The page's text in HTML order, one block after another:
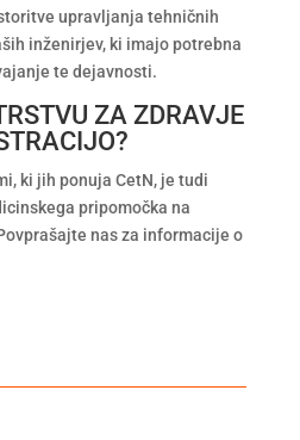
upravljanja tehničnih
inženirjev, ki imajo potrebna
te dejavnosti.
ZA ZDRAVJE
ki jih ponuja CetN, je tudi
pripomočka na
nas za informacije o